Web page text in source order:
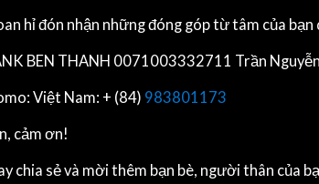
hỉ đón nhận những đóng góp từ tâm của
BEN THANH 0071003332711 Trần
Việt Nam: + (84) 983801173
cảm ơn!
chia sẻ và mời thêm bạn bè, người thân của